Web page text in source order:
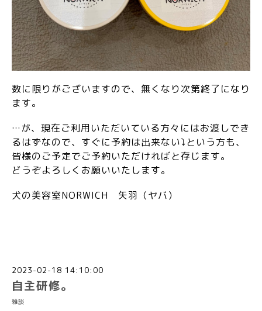
数に限りがございますので、無くなり次第終了になり
ます。
…が、現在ご利用いただいている方々にはお渡しでき
るはずなので、すぐに予約は出来ない⤵という方も、
皆様のご予定でご予約いただければと存じます。
どうぞよろしくお願いいたします。
犬の美容室NORWICH 矢羽（ヤバ）
2023-02-18 14:10:00
自主研修。
雑談